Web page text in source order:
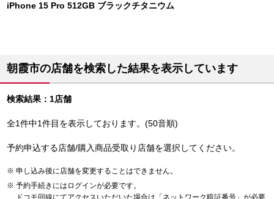
iPhone 15 Pro 512GB ブラックチタニウム
朝霞市の店舗を検索した結果を表示しています
検索結果：1店舗
全1件中1件目を表示しております。(50音順)
予約申込する店舗/購入商品受取り店舗を選択してください。
申し込み後に店舗を変更することはできません。
予約手続きにはログインが必要です。
ドコモ回線にてアクセスいただいた場合は「ネットワーク暗証番号」が必要